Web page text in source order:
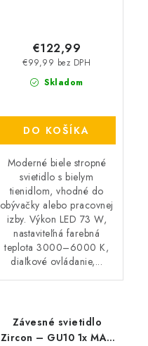
Skladom
€99,99 bez DPH
€122,99
DO KOŠÍKA
Moderné biele stropné
svietidlo s bielym
tienidlom, vhodné do
obývačky alebo pracovnej
izby. Výkon LED 73 W,
nastaviteľná farebná
teplota 3000–6000 K,
diaľkové ovládanie,...
Závesné svietidlo
Zircon – GU10 1x MAX